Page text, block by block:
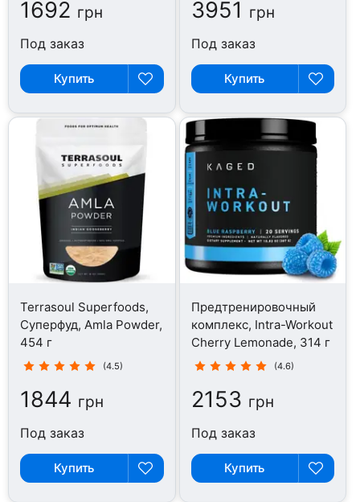
1692 грн
Под заказ
Купить
3951 грн
Под заказ
Купить
Terrasoul Superfoods,
Суперфуд, Amla Powder,
454 г
(4.5)
1844 грн
Под заказ
Купить
Предтренировочный
комплекс, Intra-Workout
Cherry Lemonade, 314 г
(4.6)
2153 грн
Под заказ
Купить